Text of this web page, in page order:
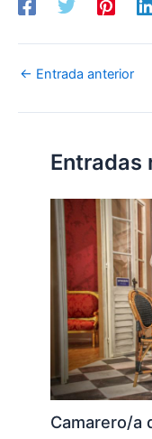
← Entrada anterior
Entradas
Camarero/a